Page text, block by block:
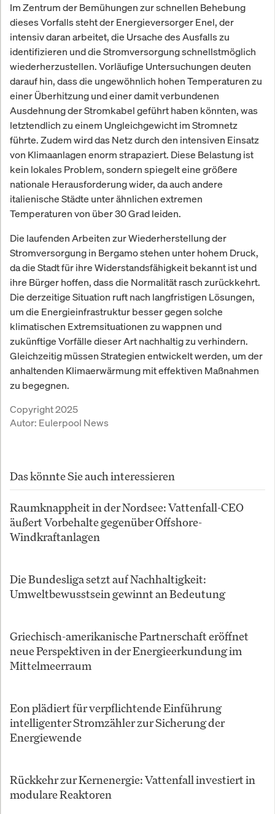
Im Zentrum der Bemühungen zur schnellen Behebung
dieses Vorfalls steht der Energieversorger Enel, der
intensiv daran arbeitet, die Ursache des Ausfalls zu
identifizieren und die Stromversorgung schnellstmöglich
wiederherzustellen. Vorläufige Untersuchungen deuten
darauf hin, dass die ungewöhnlich hohen Temperaturen zu
einer Überhitzung und einer damit verbundenen
Ausdehnung der Stromkabel geführt haben könnten, was
letztendlich zu einem Ungleichgewicht im Stromnetz
führte. Zudem wird das Netz durch den intensiven Einsatz
von Klimaanlagen enorm strapaziert. Diese Belastung ist
kein lokales Problem, sondern spiegelt eine größere
nationale Herausforderung wider, da auch andere
italienische Städte unter ähnlichen extremen
Temperaturen von über 30 Grad leiden.
Die laufenden Arbeiten zur Wiederherstellung der
Stromversorgung in Bergamo stehen unter hohem Druck,
da die Stadt für ihre Widerstandsfähigkeit bekannt ist und
ihre Bürger hoffen, dass die Normalität rasch zurückkehrt.
Die derzeitige Situation ruft nach langfristigen Lösungen,
um die Energieinfrastruktur besser gegen solche
klimatischen Extremsituationen zu wappnen und
zukünftige Vorfälle dieser Art nachhaltig zu verhindern.
Gleichzeitig müssen Strategien entwickelt werden, um der
anhaltenden Klimaerwärmung mit effektiven Maßnahmen
zu begegnen.
Copyright 2025
Autor: Eulerpool News
Das könnte Sie auch interessieren
Raumknappheit in der Nordsee: Vattenfall-CEO
äußert Vorbehalte gegenüber Offshore-
Windkraftanlagen
Die Bundesliga setzt auf Nachhaltigkeit:
Umweltbewusstsein gewinnt an Bedeutung
Griechisch-amerikanische Partnerschaft eröffnet
neue Perspektiven in der Energieerkundung im
Mittelmeerraum
Eon plädiert für verpflichtende Einführung
intelligenter Stromzähler zur Sicherung der
Energiewende
Rückkehr zur Kernenergie: Vattenfall investiert in
modulare Reaktoren